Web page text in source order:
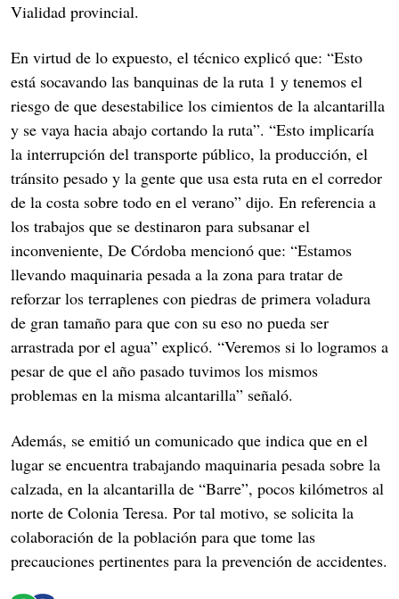
Vialidad provincial.
En virtud de lo expuesto, el técnico explicó que: “Esto
está socavando las banquinas de la ruta 1 y tenemos el
riesgo de que desestabilice los cimientos de la alcantarilla
y se vaya hacia abajo cortando la ruta”. “Esto implicaría
la interrupción del transporte público, la producción, el
tránsito pesado y la gente que usa esta ruta en el corredor
de la costa sobre todo en el verano” dijo. En referencia a
los trabajos que se destinaron para subsanar el
inconveniente, De Córdoba mencionó que: “Estamos
llevando maquinaria pesada a la zona para tratar de
reforzar los terraplenes con piedras de primera voladura
de gran tamaño para que con su eso no pueda ser
arrastrada por el agua” explicó. “Veremos si lo logramos a
pesar de que el año pasado tuvimos los mismos
problemas en la misma alcantarilla” señaló.
Además, se emitió un comunicado que indica que en el
lugar se encuentra trabajando maquinaria pesada sobre la
calzada, en la alcantarilla de “Barre”, pocos kilómetros al
norte de Colonia Teresa. Por tal motivo, se solicita la
colaboración de la población para que tome las
precauciones pertinentes para la prevención de accidentes.